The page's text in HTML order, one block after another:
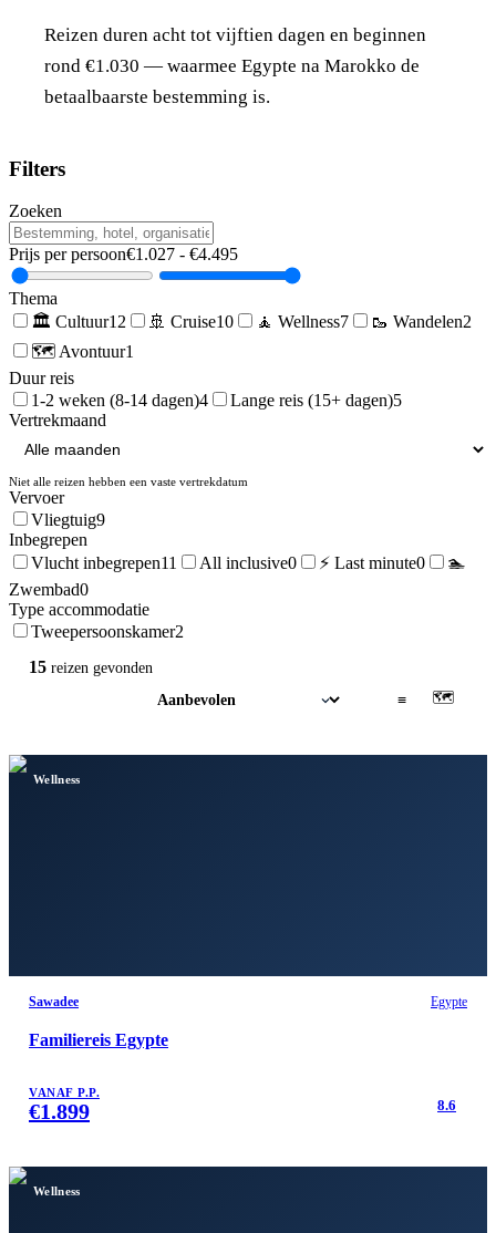
Reizen duren acht tot vijftien dagen en beginnen
rond €1.030 — waarmee Egypte na Marokko de
betaalbaarste bestemming is.
Filters
Zoeken
Prijs per persoon€1.027 - €4.495
Thema
🏛️ Cultuur12 🚢 Cruise10 🧘 Wellness7 🥾 Wandelen2
🗺️ Avontuur1
Duur reis
1-2 weken (8-14 dagen)4 Lange reis (15+ dagen)5
Vertrekmaand
Niet alle reizen hebben een vaste vertrekdatum
Vervoer
Vliegtuig9
Inbegrepen
Vlucht inbegrepen11 All inclusive0 ⚡ Last minute0
🏊
Zwembad0
Type accommodatie
Tweepersoonskamer2
15 reizen gevonden
≡ 🗺
Wellness
Sawadee Egypte
Familiereis Egypte
VANAF P.P.
€1.899 8.6
Wellness